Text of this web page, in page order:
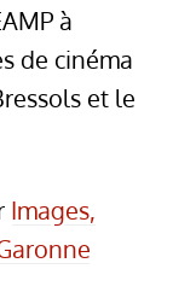
à
de cinéma
et le
Images,